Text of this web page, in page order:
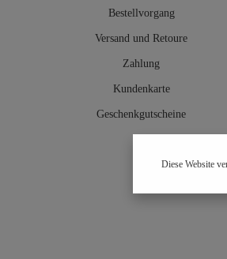
Bestellvorgang
Versand und Retoure
Zahlung
Kundenkarte
Geschenkgutscheine
Diese Website